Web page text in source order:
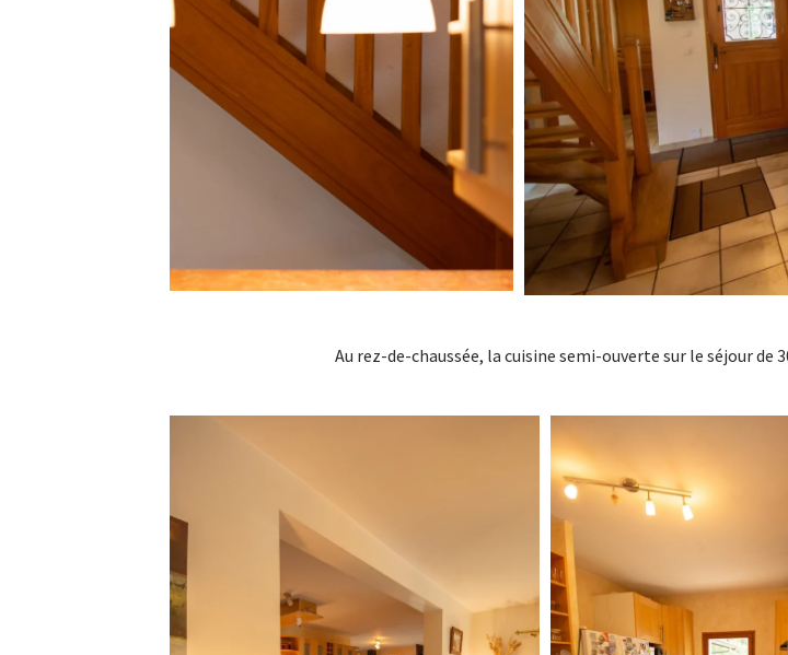
Au rez-de-chaussée, la cuisine semi-ouverte sur le séjour de